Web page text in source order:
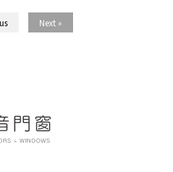
Next »